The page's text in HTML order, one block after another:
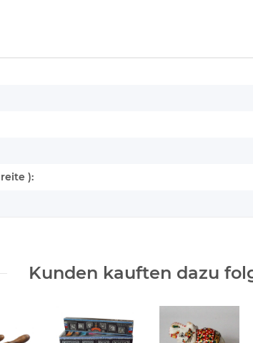
):
Kunden kauften dazu